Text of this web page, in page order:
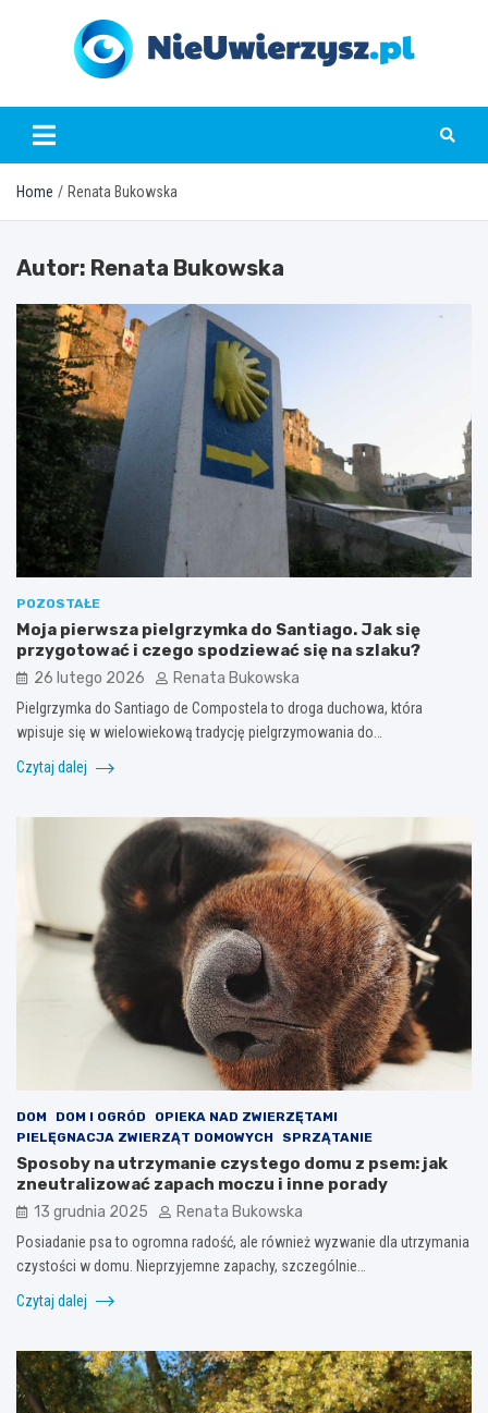
nieuwierzysz.pl
Home Renata Bukowska
Autor: Renata Bukowska
POZOSTAŁE
Moja pierwsza pielgrzymka do Santiago. Jak się
przygotować i czego spodziewać się na szlaku?
26 lutego 2026 Renata Bukowska
Pielgrzymka do Santiago de Compostela to droga duchowa, która
wpisuje się w wielowiekową tradycję pielgrzymowania do…
Czytaj dalej
DOM DOM I OGRÓD
OPIEKA NAD ZWIERZĘTAMI
PIELĘGNACJA ZWIERZĄT DOMOWYCH
SPRZĄTANIE
Sposoby na utrzymanie czystego domu z psem: jak
zneutralizować zapach moczu i inne porady
13 grudnia 2025 Renata Bukowska
Posiadanie psa to ogromna radość, ale również wyzwanie dla utrzymania
czystości w domu. Nieprzyjemne zapachy, szczególnie…
Czytaj dalej